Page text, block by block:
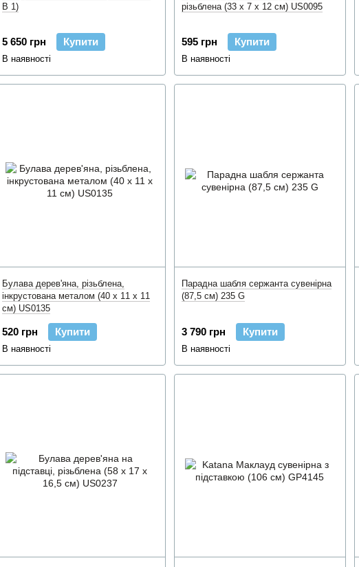
В 1)
5 650 грн Купити
В наявності
різьблена (33 x 7 x 12 см) US0095
595 грн Купити
В наявності
Булава дерев'яна, різьблена,
інкрустована металом (40 x 11 x 11
см) US0135
520 грн Купити
В наявності
Парадна шабля сержанта сувенірна
(87,5 см) 235 G
3 790 грн Купити
В наявності